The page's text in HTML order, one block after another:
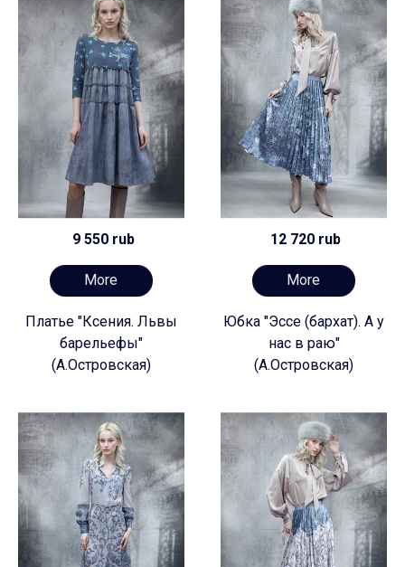
9 550 rub
More
Платье "Ксения. Львы
барельефы"
(А.Островская)
12 720 rub
More
Юбка "Эссе (бархат). А у
нас в раю"
(А.Островская)